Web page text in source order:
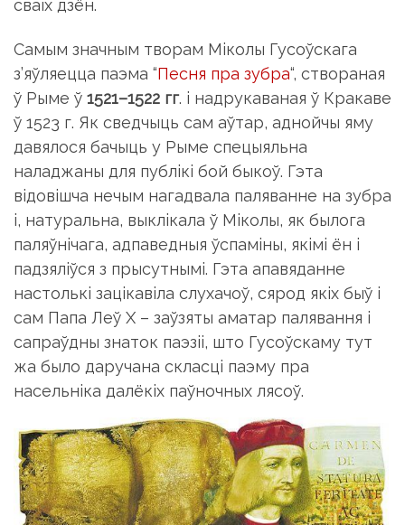
сваiх дзён.
Самым значным творам Мiколы Гусоўскага
з’яўляецца паэма “Песня пра зубра“, створаная
ў Рыме ў 1521–1522 гг. i надрукаваная ў Кракаве
ў 1523 г. Як сведчыць сам аўтар, аднойчы яму
давялося бачыць у Рыме спецыяльна
наладжаны для публiкi бой быкоў. Гэта
вiдовiшча нечым нагадвала паляванне на зубра
i, натуральна, выклiкала ў Мiколы, як былога
паляўнiчага, адпаведныя ўспамiны, якiмi ён i
падзялiўся з прысутнымi. Гэта апавяданне
настолькi зацiкавiла слухачоў, сярод якiх быў i
сам Папа Леў X – заўзяты аматар палявання i
сапраўдны знаток паэзii, што Гусоўскаму тут
жа было даручана скласцi паэму пра
насельнiка далёкiх паўночных лясоў.